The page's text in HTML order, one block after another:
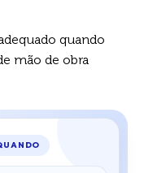
quando
mão de obra